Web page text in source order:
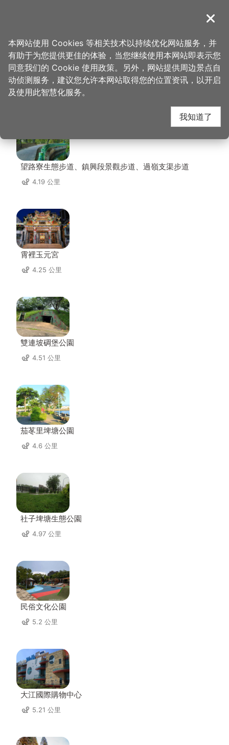
導覽
首页 > 想去的地方 > 住宿 > 宾士旅馆
宾士旅馆 周边景点
望路寮生態步道、鎮興段景觀步道、過嶺支渠步道
4.19 公里
霄裡玉元宮
4.25 公里
雙連坡碉堡公園
4.51 公里
茄苳里埤塘公園
4.6 公里
社子埤塘生態公園
4.97 公里
民俗文化公園
5.2 公里
大江國際購物中心
5.21 公里
关闭
本网站使用 Cookies 等相关技术以持续优化网站服务，并
有助于为您提供更佳的体验，当您继续使用本网站即表示您
同意我们的 Cookie 使用政策。另外，网站提供周边景点自
动侦测服务，建议您允许本网站取得您的位置资讯，以开启
及使用此智慧化服务。
我知道了